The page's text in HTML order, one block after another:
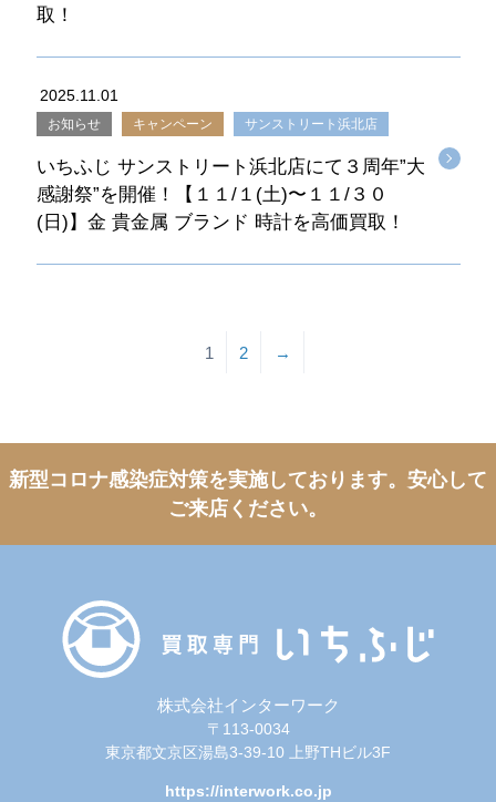
取！
2025.11.01
お知らせ キャンペーン サンストリート浜北店
いちふじ サンストリート浜北店にて３周年”大
感謝祭”を開催！【１１/１(土)〜１１/３０
(日)】金 貴金属 ブランド 時計を高価買取！
1 2 →
新型コロナ感染症対策を実施しております。 安心して
ご来店ください。
株式会社インターワーク
〒113-0034
東京都文京区湯島3-39-10 上野THビル3F
https://interwork.co.jp